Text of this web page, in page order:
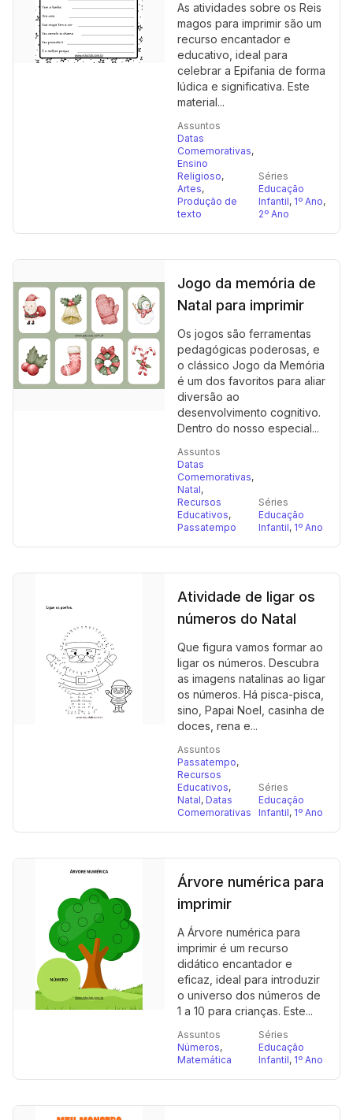
As atividades sobre os Reis
magos para imprimir são um
recurso encantador e
educativo, ideal para
celebrar a Epifania de forma
lúdica e significativa. Este
material...
Assuntos
Datas
Comemorativas,
Ensino
Religioso,
Artes,
Produção de
texto
Séries
Educação
Infantil, 1º Ano,
2º Ano
Jogo da memória de
Natal para imprimir
Os jogos são ferramentas
pedagógicas poderosas, e
o clássico Jogo da Memória
é um dos favoritos para aliar
diversão ao
desenvolvimento cognitivo.
Dentro do nosso especial...
Assuntos
Datas
Comemorativas,
Natal,
Recursos
Educativos,
Passatempo
Séries
Educação
Infantil, 1º Ano
Atividade de ligar os
números do Natal
Que figura vamos formar ao
ligar os números. Descubra
as imagens natalinas ao ligar
os números. Há pisca-pisca,
sino, Papai Noel, casinha de
doces, rena e...
Assuntos
Passatempo,
Recursos
Educativos,
Natal, Datas
Comemorativas
Séries
Educação
Infantil, 1º Ano
Árvore numérica para
imprimir
A Árvore numérica para
imprimir é um recurso
didático encantador e
eficaz, ideal para introduzir
o universo dos números de
1 a 10 para crianças. Este...
Assuntos
Números,
Matemática
Séries
Educação
Infantil, 1º Ano